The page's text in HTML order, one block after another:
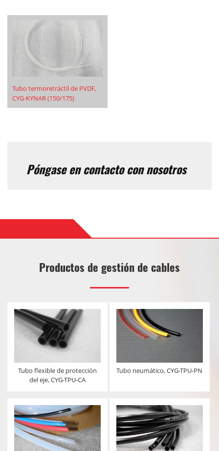
Tubo termoretráctil de PVDF,
CYG-KYNAR (150/175)
Póngase en contacto con nosotros
Productos de gestión de cables
Tubo flexible de protección
del eje, CYG-TPU-CA
Tubo neumático, CYG-TPU-PN